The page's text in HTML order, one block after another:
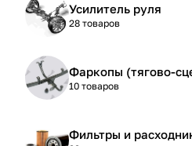
Усилитель руля
28 товаров
Фаркопы
10 товаров
Фильтры и